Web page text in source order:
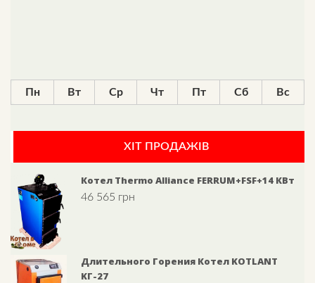
Пн Вт Ср Чт Пт Сб Вс
ХІТ ПРОДАЖІВ
Котел Thermo Alliance FERRUM+FSF+14 КВт
46 565 грн
Длительного Горения Котел KOTLANT
KГ-27